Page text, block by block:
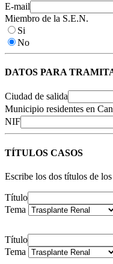
E-mail
Miembro de la S.E.N.
Si
No
DATOS PARA
Ciudad de salida
Municipio residentes en
NIF
TÍTULOS CASOS
Escribe los dos títulos de
Título
Tema
Título
Tema